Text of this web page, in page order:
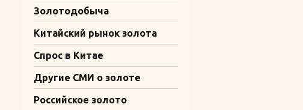
Золотодобыча
Китайский рынок золота
Спрос в Китае
Другие СМИ о золоте
Российское золото